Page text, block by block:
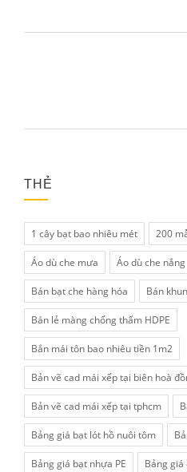
THẺ
1 cây bạt bao nhiêu mét 200
Áo dù che mưa Áo dù che nắng
Bán bạt che hàng hóa Bán
Bán lẻ màng chống thấm HDPE
Bắn mái tôn bao nhiêu tiền 1m2
Bản vẽ cad mái xếp tại biên hoà
Bản vẽ cad mái xếp tại tphcm
Bảng giá bạt lót hồ nuôi tôm
Bảng giá bạt nhựa PE Bảng